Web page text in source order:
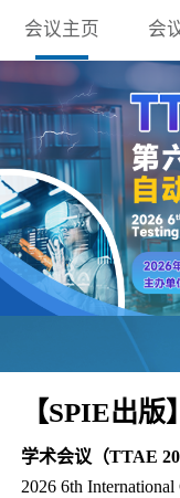
会议主页 会
【SPIE出版
学术会议（TTAE
2026 6th